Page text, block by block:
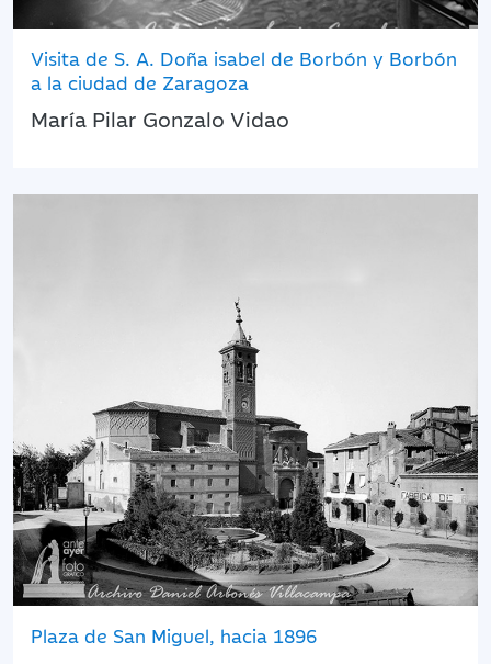
Visita de S. A. Doña isabel de Borbón y Borbón
a la ciudad de Zaragoza
María Pilar Gonzalo Vidao
Plaza de San Miguel, hacia 1896